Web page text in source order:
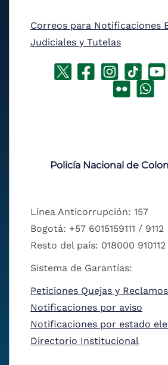
Correos para Notificaciones
Judiciales y Tutelas
Policía Nacional de
Línea Anticorrupción: 157
Bogotá: +57 6015159111 / 9112
Resto del país: 018000 910112
Sistema de Garantías:
Peticiones Quejas y Reclamos
Notificaciones por aviso
Notificaciones por estado
Directorio Institucional